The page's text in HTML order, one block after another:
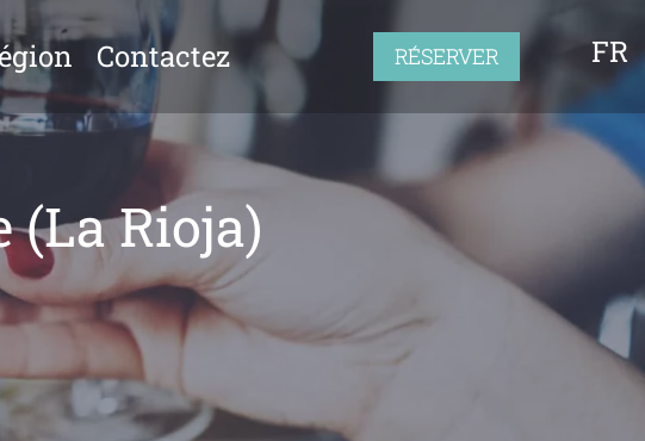
Contactez RÉSERVER FR
(La Rioja)